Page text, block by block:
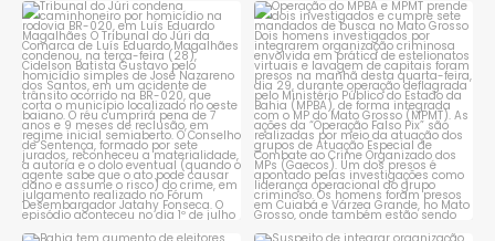
Tribunal do Júri condena
caminhoneiro por...
1 0
Operação do MPBA e MPMT
prende dois investigados e...
1 0